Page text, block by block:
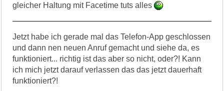
gleicher Haltung mit Facetime tuts alles
Jetzt habe ich gerade mal das Telefon-App geschlossen
und dann nen neuen Anruf gemacht und siehe da, es
funktioniert... richtig ist das aber so nicht, oder?! Kann
ich mich jetzt darauf verlassen das das jetzt dauerhaft
funktioniert?!